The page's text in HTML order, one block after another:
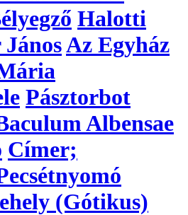
Halotti
Az Egyház
Pásztorbot
Albensae
Címer;
(Gótikus)